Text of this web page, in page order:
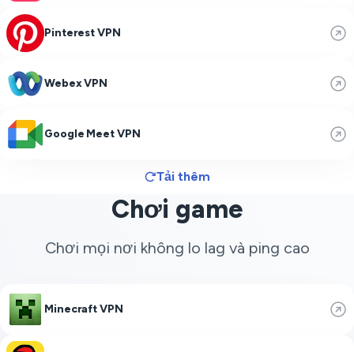
Pinterest VPN
Webex VPN
Google Meet VPN
Tải thêm
Chơi game
Chơi mọi nơi không lo lag và ping cao
Minecraft VPN